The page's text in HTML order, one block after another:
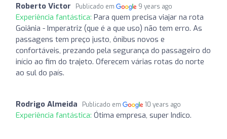
Roberto Victor Publicado em 9 years ago
Experiência fantástica: Para quem precisa viajar na rota
Goiânia - Imperatriz (que é a que uso) não tem erro. As
passagens tem preço justo, ônibus novos e
confortáveis, prezando pela segurança do passageiro do
início ao fim do trajeto. Oferecem várias rotas do norte
ao sul do país.
Rodrigo Almeida Publicado em 10 years ago
Experiência fantástica: Ótima empresa, super Indico.